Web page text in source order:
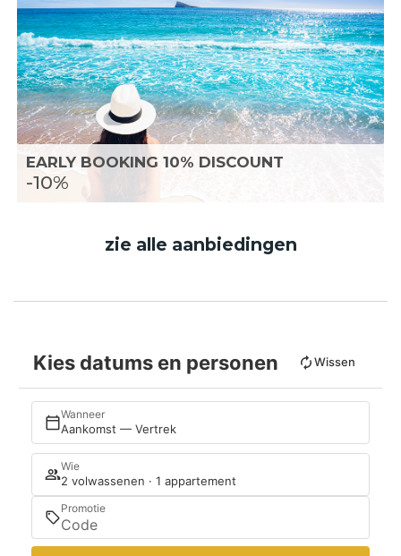
EARLY BOOKING 10% DISCOUNT
-10%
zie alle aanbiedingen
Kies datums en personen Wissen
Wanneer
Aankomst — Vertrek
Wie
2 volwassenen · 1 appartement
Promotie